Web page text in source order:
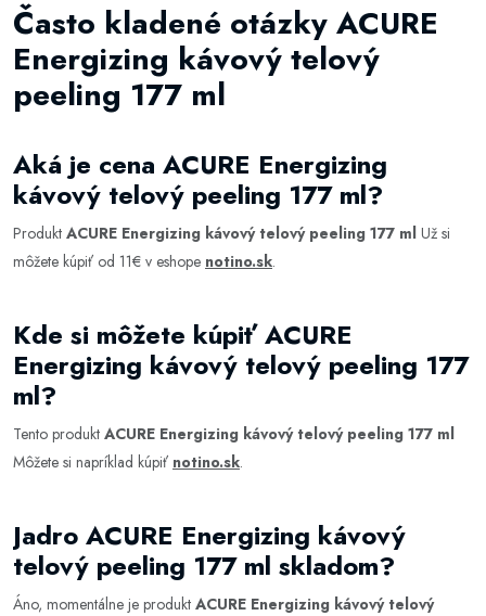
Často kladené otázky ACURE
Energizing kávový telový
peeling 177 ml
Aká je cena ACURE Energizing
kávový telový peeling 177 ml?
Produkt ACURE Energizing kávový telový peeling 177 ml Už si
môžete kúpiť od 11€ v eshope notino.sk.
Kde si môžete kúpiť ACURE
Energizing kávový telový peeling 177
ml?
Tento produkt ACURE Energizing kávový telový peeling 177 ml
Môžete si napríklad kúpiť notino.sk.
Jadro ACURE Energizing kávový
telový peeling 177 ml skladom?
Áno, momentálne je produkt ACURE Energizing kávový telový